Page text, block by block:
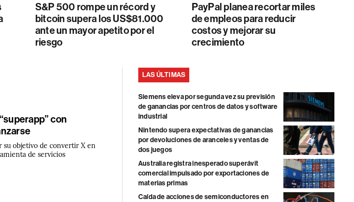
S&P 500 rompe un récord y
bitcoin supera los US$81.000
ante un mayor apetito por el
riesgo
PayPal planea recortar miles
de empleos para reducir
costos y mejorar su
crecimiento
con
su objetivo de convertir X en
de servicios
LAS ÚLTIMAS
Siemens eleva por segunda vez su previsión
de ganancias por centros de datos y software
industrial
Nintendo supera expectativas de ganancias
por devoluciones de aranceles y ventas de
dos juegos
Australia registra inesperado superávit
comercial impulsado por exportaciones de
materias primas
Caída de acciones de semiconductores en